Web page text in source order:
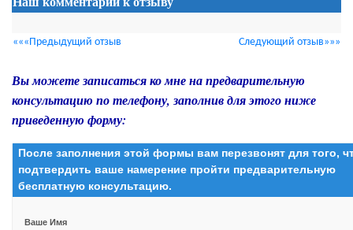
«««Предыдущий отзыв Следующий отзыв»»»
Вы можете записаться ко мне на предварительную
консультацию по телефону, заполнив для этого ниже
приведенную форму:
После заполнения этой формы вам перезвонят для того,
подтвердить ваше намерение пройти предварительную
бесплатную консультацию.
Ваше Имя